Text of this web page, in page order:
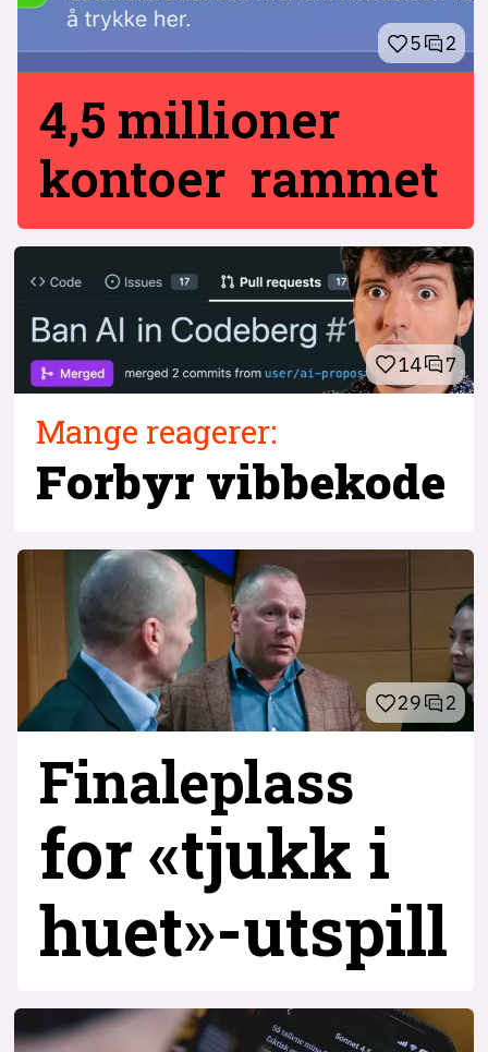
5 2
4,5 millioner
kontoer rammet
14 7
Mange reagerer:
Forbyr vibbekode
29 2
Finaleplass
for «tjukk i
huet»-utspill